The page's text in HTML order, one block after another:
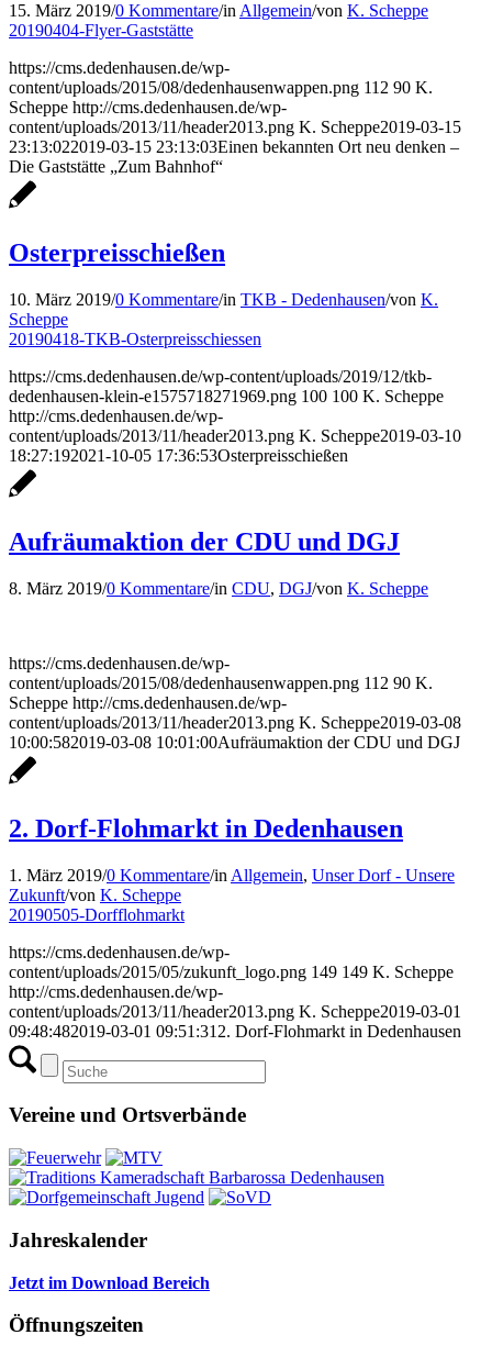
15. März 2019/0 Kommentare/in Allgemein/von K. Scheppe
20190404-Flyer-Gaststätte
https://cms.dedenhausen.de/wp-
content/uploads/2015/08/dedenhausenwappen.png 112 90 K.
Scheppe http://cms.dedenhausen.de/wp-
content/uploads/2013/11/header2013.png K. Scheppe2019-03-15
23:13:022019-03-15 23:13:03Einen bekannten Ort neu denken –
Die Gaststätte „Zum Bahnhof“
Osterpreisschießen
10. März 2019/0 Kommentare/in TKB - Dedenhausen/von K.
Scheppe
20190418-TKB-Osterpreisschiessen
https://cms.dedenhausen.de/wp-content/uploads/2019/12/tkb-
dedenhausen-klein-e1575718271969.png 100 100 K. Scheppe
http://cms.dedenhausen.de/wp-
content/uploads/2013/11/header2013.png K. Scheppe2019-03-10
18:27:192021-10-05 17:36:53Osterpreisschießen
Aufräumaktion der CDU und DGJ
8. März 2019/0 Kommentare/in CDU, DGJ/von K. Scheppe
https://cms.dedenhausen.de/wp-
content/uploads/2015/08/dedenhausenwappen.png 112 90 K.
Scheppe http://cms.dedenhausen.de/wp-
content/uploads/2013/11/header2013.png K. Scheppe2019-03-08
10:00:582019-03-08 10:01:00Aufräumaktion der CDU und DGJ
2. Dorf-Flohmarkt in Dedenhausen
1. März 2019/0 Kommentare/in Allgemein, Unser Dorf - Unsere
Zukunft/von K. Scheppe
20190505-Dorfflohmarkt
https://cms.dedenhausen.de/wp-
content/uploads/2015/05/zukunft_logo.png 149 149 K. Scheppe
http://cms.dedenhausen.de/wp-
content/uploads/2013/11/header2013.png K. Scheppe2019-03-01
09:48:482019-03-01 09:51:31 2. Dorf-Flohmarkt in Dedenhausen
Vereine und Ortsverbände
Jahreskalender
Jetzt im Download Bereich
Öffnungszeiten